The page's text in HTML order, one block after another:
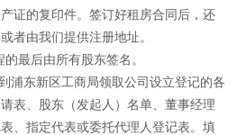
证的复印件。签订好租房合同后，还
者由我们提供注册地址。
最后由所有股东签名。
浦东新区工商局领取公司设立登记的各
表、股东（发起人）名单、董事经理
、指定代表或委托代理人登记表。填